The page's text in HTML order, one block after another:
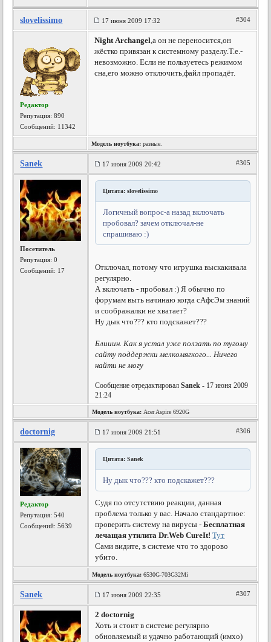
slovelissimo 17 июня 2009 17:32 #304
Редактор
Репутация:890
Сообщений: 11342
Night Archangel,а он не переносится,он
жёстко привязан к системному разделу.Т.е.-
невозможно. Если не пользуетесь режимом
сна,его можно отключить,файл пропадёт.
Модель ноутбука: разные.
Sanek 17 июня 2009 20:42 #305
Посетитель
Репутация:0
Сообщений: 17
Цитата: slovelissimo
Логичный вопрос-а назад включать
пробовал? зачем отключал-не
спрашиваю :)
Отключал, потому что игрушка выскакивала
регулярно.
А включать - пробовал :) Я обычно по
форумам выть начинаю когда сАфсЭм знаний
и соображалки не хватает?
Ну дык что??? кто подскажет???
Блииин. Как я устал уже ползать по тугому
сайту поддержки мелкомягкого... Ничего
найти не могу
Сообщение отредактировалSanek - 17 июня 2009
21:24
Модель ноутбука: Acer Aspire 6920G
doctornig 17 июня 2009 21:51 #306
Редактор
Репутация:540
Сообщений: 5639
Цитата: Sanek
Ну дык что??? кто подскажет???
Судя по отсутствию реакции, данная
проблема только у вас. Начало стандартное:
проверить систему на вирусы -Бесплатная
лечащая утилита Dr.Web CureIt! Тут
Сами видите, в системе что то здорово
убито.
Модель ноутбука: 6530G-703G32Mi
Sanek 17 июня 2009 22:35 #307
2 doctornig
Хоть и стоит в системе регулярно
обновляемый и удачно работающий (имхо)